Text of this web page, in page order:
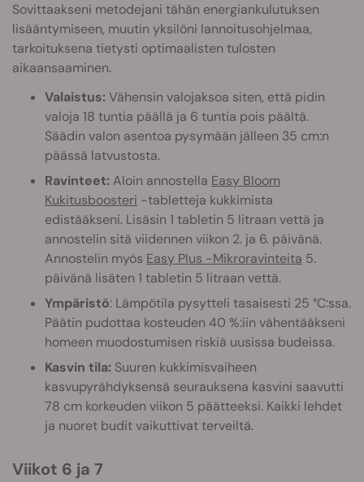
Sovittaakseni metodejani tähän energiankulutuksen
lisääntymiseen, muutin yksilöni lannoitusohjelmaa,
tarkoituksena tietysti optimaalisten tulosten
aikaansaaminen.
Valaistus: Vähensin valojaksoa siten, että pidin
valoja 18 tuntia päällä ja 6 tuntia pois päältä.
Säädin valon asentoa pysymään jälleen 35 cm:n
päässä latvustosta.
Ravinteet: Aloin annostella Easy Bloom
Kukitusboosteri -tabletteja kukkimista
edistääkseni. Lisäsin 1 tabletin 5 litraan vettä ja
annostelin sitä viidennen viikon 2. ja 6. päivänä.
Annostelin myös Easy Plus -Mikroravinteita 5.
päivänä lisäten 1 tabletin 5 litraan vettä.
Ympäristö: Lämpötila pysytteli tasaisesti 25 °C:ssa.
Päätin pudottaa kosteuden 40 %:iin vähentääkseni
homeen muodostumisen riskiä uusissa budeissa.
Kasvin tila: Suuren kukkimisvaiheen
kasvupyrähdyksensä seurauksena kasvini saavutti
78 cm korkeuden viikon 5 päätteeksi. Kaikki lehdet
ja nuoret budit vaikuttivat terveiltä.
Viikot 6 ja 7